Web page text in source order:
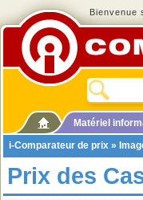
Bienvenue
Matériel
i-Comparateur de prix »
Prix des